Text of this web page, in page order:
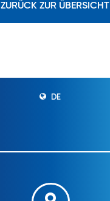
ZURÜCK ZUR ÜBERSICHT
DE